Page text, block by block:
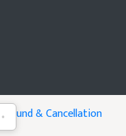
Refund & Cancellation